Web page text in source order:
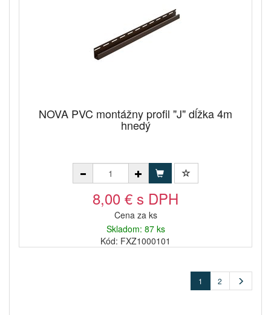
NOVA PVC montážny profil "J" dĺžka 4m
hnedý
8,00 € s DPH
Cena za ks
Skladom: 87 ks
Kód: FXZ1000101
1 2